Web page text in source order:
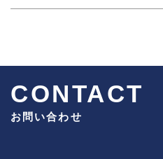
CONTACT
お問い合わせ